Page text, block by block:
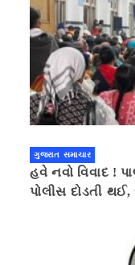
ગુજરાત સમાચાર
હવે નવો વિવાદ !
પોલીસ દોડતી